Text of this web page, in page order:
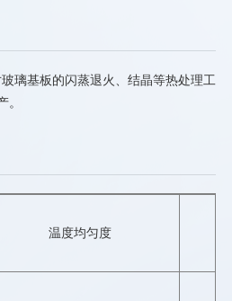
璃基板的闪蒸退火、结晶等热处理工
温度均匀度